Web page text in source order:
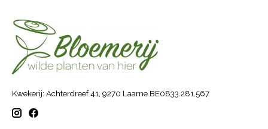
Kwekerij: Achterdreef 41, 9270 Laarne BE0833.281.567